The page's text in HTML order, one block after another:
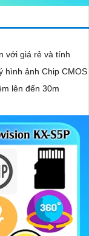
với giá rẻ và tính
lên đến 30m